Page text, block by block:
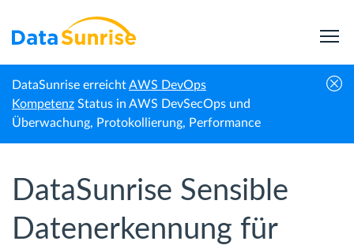
DataSunrise erreichtAWS DevOps
Kompetenz Status in AWS DevSecOps und
Überwachung, Protokollierung, Performance
Startseite Apache Cassandra Entdeckung sensibler Daten
DataSunrise Sensible
Datenerkennung für